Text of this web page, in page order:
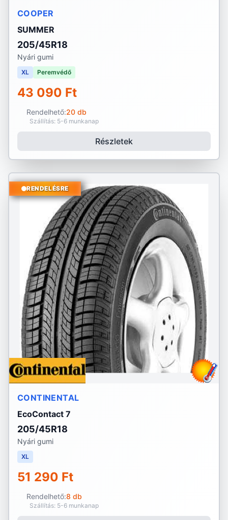
COOPER
SUMMER
205/45R18
Nyári gumi
XL Peremvédő
43 090 Ft
Rendelhető:20 db
Szállítás: 5-6 munkanap
Részletek
RENDELÉSRE
CONTINENTAL
EcoContact 7
205/45R18
Nyári gumi
XL
51 290 Ft
Rendelhető:8 db
Szállítás: 5-6 munkanap